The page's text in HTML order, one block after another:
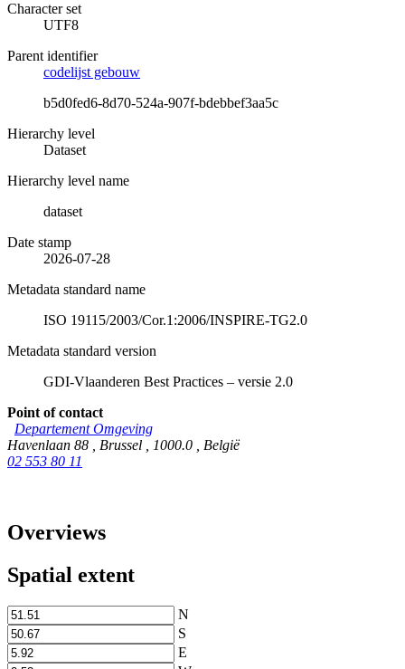
Character set
UTF8
Parent identifier
codelijst gebouw
b5d0fed6-8d70-524a-907f-bdebbef3aa5c
Hierarchy level
Dataset
Hierarchy level name
dataset
Date stamp
2026-07-28
Metadata standard name
ISO 19115/2003/Cor.1:2006/INSPIRE-TG2.0
Metadata standard version
GDI-Vlaanderen Best Practices – versie 2.0
Point of contact
Departement Omgeving
Havenlaan 88
Brussel 1000.0
België
02 553 80 11
Overviews
Spatial extent
N
S
E